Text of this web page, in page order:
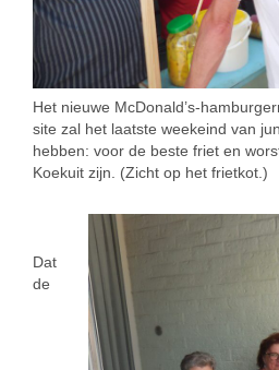
Het nieuwe McDonald’s-
site zal het laatste weekeind van
hebben: voor de beste friet en
Koekuit zijn. (Zicht op het frietkot.)
Dat
de